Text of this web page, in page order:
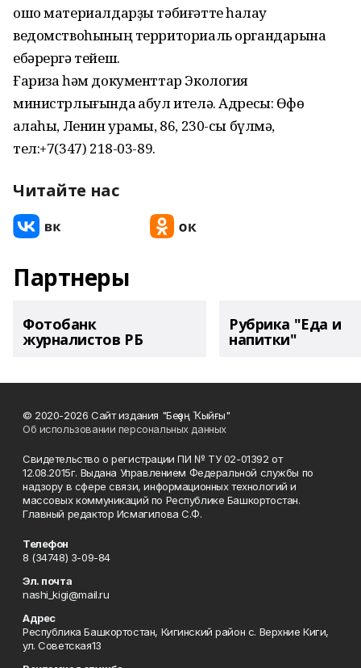
ошо материалдарҙы тәбиғәтте һаҡлау
ведомствоһының территориаль органдарына
ебәрергә тейеш.
Ғариза һәм документтар Экология
министрлығында ҡабул ителә. Адресы: Өфө
ҡалаһы, Ленин урамы, 86, 230-сы бүлмә,
тел:+7(347) 218-03-89.
Читайте нас
Партнеры
Фотобанк
журналистов РБ
Рубрика "Еда и
напитки"
© 2020-2026 Сайт издания "Беҙҙең Ҡыйғы"
Об использовании персональных данных
Свидетельство о регистрации ПИ № ТУ 02-01392 от
12.08.2015г. Выдана Управлением Федеральной службы по
надзору в сфере связи, информационных технологий и
массовых коммуникаций по Республике Башкортостан.
Главный редактор Исмагилова С.Ф.
Телефон
8 (34748) 3-09-84
Эл. почта
nashi_kigi@mail.ru
Адрес
Республика Башкортостан, Кигинский район с. Верхние Киги,
ул. Советская13